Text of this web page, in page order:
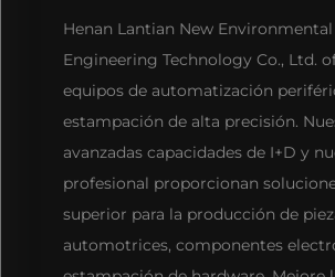
Henan Lantian New
Engineering Technology Co., Ltd.
equipos de automatización
estampación de alta precisión.
avanzadas capacidades de I+D y
profesional proporcionan
superior para la producción de
automotrices, componentes